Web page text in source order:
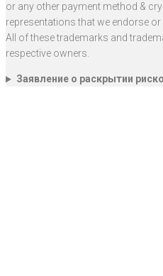
or any other payment method &
representations that we endorse
All of these trademarks and
respective owners.
Заявление о раскрытии